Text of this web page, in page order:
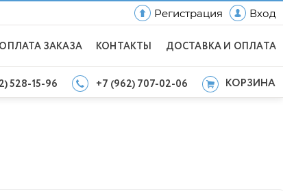
Регистрация Вход
ОПЛАТА ЗАКАЗА КОНТАКТЫ ДОСТАВКА И ОПЛАТА
528-15-96 +7 (962) 707-02-06 КОРЗИНА